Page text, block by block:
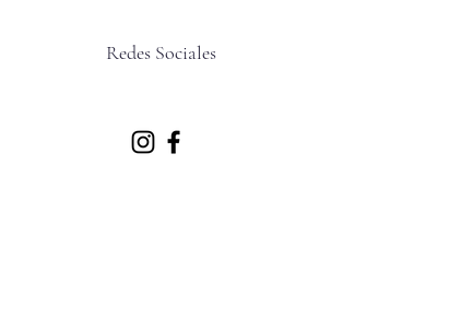
Redes Sociales